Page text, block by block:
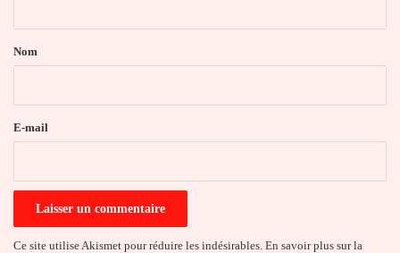
a
e
Nom
E-mail
Ce site utilise Akismet pour réduire les indésirables. En savoir plus sur la